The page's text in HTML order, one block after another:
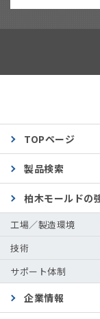
TOPページ
製品検索
柏木モールドの
工場／製造環境
技術
サポート体制
企業情報